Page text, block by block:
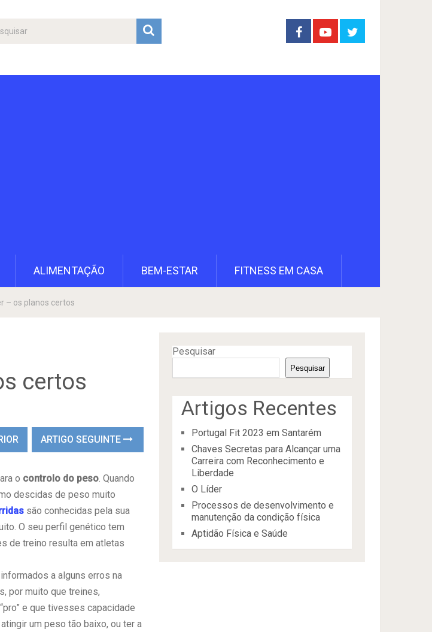
ALIMENTAÇÃO BEM-ESTAR FITNESS EM CASA
– os planos certos
certos
ARTIGO SEGUINTE
o controlo do peso. Quando
descidas de peso muito
são conhecidas pela sua
O seu perfil genético tem
de treino resulta em atletas
a alguns erros na
por muito que treines,
e que tivesses capacidade
um peso tão baixo, ou ter a
Pesquisar
Pesquisar
Artigos Recentes
Portugal Fit 2023 em Santarém
Chaves Secretas para Alcançar uma
Carreira com Reconhecimento e
Liberdade
O Líder
Processos de desenvolvimento e
manutenção da condição física
Aptidão Física e Saúde